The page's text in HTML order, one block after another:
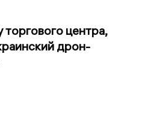
центра,
дрон-